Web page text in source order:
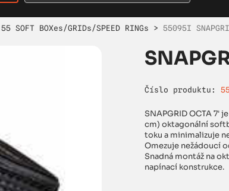
55 SOFT BOXes/GRIDs/SPEED RINGs > 55095I
Číslo produktu:
SNAPGRID OCTA 7'
cm) oktagonální
toku a minimalizuje
Omezuje nežádoucí
Snadná montáž na
napínací konstrukce.